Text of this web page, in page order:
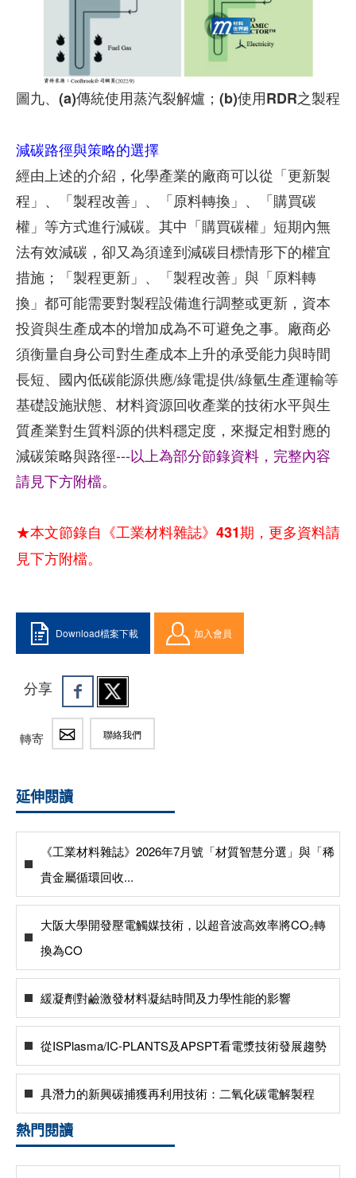
圖九、(a)傳統使用蒸汽裂解爐；(b)使用RDR之製程
減碳路徑與策略的選擇
經由上述的介紹，化學產業的廠商可以從「更新製
程」、「製程改善」、「原料轉換」、「購買碳
權」等方式進行減碳。其中「購買碳權」短期內無
法有效減碳，卻又為須達到減碳目標情形下的權宜
措施；「製程更新」、「製程改善」與「原料轉
換」都可能需要對製程設備進行調整或更新，資本
投資與生產成本的增加成為不可避免之事。廠商必
須衡量自身公司對生產成本上升的承受能力與時間
長短、國內低碳能源供應/綠電提供/綠氫生產運輸等
基礎設施狀態、材料資源回收產業的技術水平與生
質產業對生質料源的供料穩定度，來擬定相對應的
減碳策略與路徑---以上為部分節錄資料，完整內容
請見下方附檔。
★本文節錄自《工業材料雜誌》431期，更多資料請
見下方附檔。
Download檔案下載 加入會員
分享
轉寄 聯絡我們
延伸閱讀
《工業材料雜誌》2026年7月號「材質智慧分選」與「稀
貴金屬循環回收...
大阪大學開發壓電觸媒技術，以超音波高效率將CO₂轉
換為CO
緩凝劑對鹼激發材料凝結時間及力學性能的影響
從ISPlasma/IC-PLANTS及APSPT看電漿技術發展趨勢
具潛力的新興碳捕獲再利用技術：二氧化碳電解製程
熱門閱讀